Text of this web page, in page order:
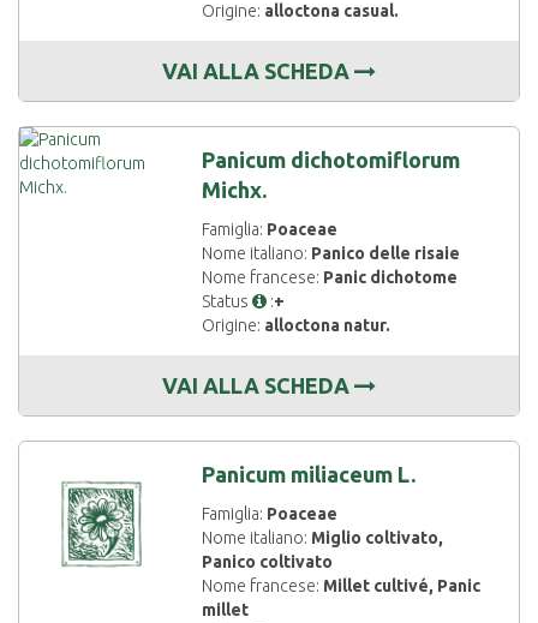
Origine: alloctona casual.
VAI ALLA SCHEDA
Panicum dichotomiflorum
Michx.
Famiglia: Poaceae
Nome italiano: Panico delle risaie
Nome francese: Panic dichotome
Status
:+
Origine: alloctona natur.
VAI ALLA SCHEDA
Panicum miliaceum L.
Famiglia: Poaceae
Nome italiano: Miglio coltivato,
Panico coltivato
Nome francese: Millet cultivé, Panic
millet